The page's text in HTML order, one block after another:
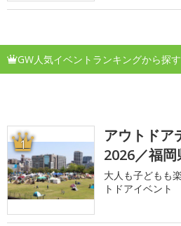
GW人気イベントランキングから探す
1
アウトドア
2026／福岡
大人も子どもも
トドアイベント